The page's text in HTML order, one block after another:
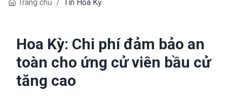
Trang chủ / Tin Hoa Kỳ
Hoa Kỳ: Chi phí đảm bảo an
toàn cho ứng cử viên bầu cử
tăng cao